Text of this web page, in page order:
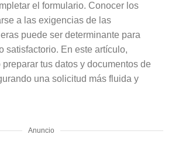
el formulario. Conocer los
a las exigencias de las
puede ser determinante para
satisfactorio. En este artículo,
tus datos y documentos de
una solicitud más fluida y
Anuncio